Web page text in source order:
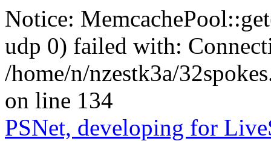
Notice:
udp 0) failed with:
/home/n/nzestk3a/
on line 134
PSNet, developing for